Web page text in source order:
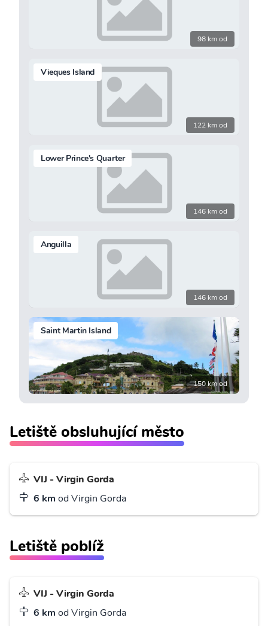
98 km od
Vieques Island
122 km od
Lower Prince's Quarter
146 km od
Anguilla
146 km od
Saint Martin Island
150 km od
Letiště obsluhující město
VIJ - Virgin Gorda
6 km od Virgin Gorda
Letiště poblíž
VIJ - Virgin Gorda
6 km od Virgin Gorda